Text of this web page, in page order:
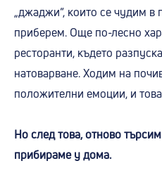
„джаджи“, които се чудим в
приберем. Още по-лесно
ресторанти, където
натоварване. Ходим на
положителни емоции, и
Но след това, отново
прибираме у дома.